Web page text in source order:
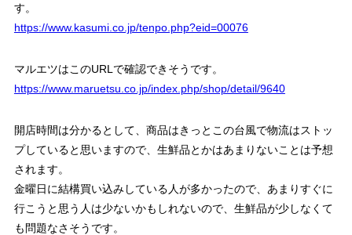
す。
https://www.kasumi.co.jp/tenpo.php?eid=00076
マルエツはこのURLで確認できそうです。
https://www.maruetsu.co.jp/index.php/shop/detail/9640
開店時間は分かるとして、商品はきっとこの台風で物流はストッ
プしていると思いますので、生鮮品とかはあまりないことは予想
されます。
金曜日に結構買い込みしている人が多かったので、あまりすぐに
行こうと思う人は少ないかもしれないので、生鮮品が少しなくて
も問題なさそうです。